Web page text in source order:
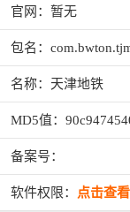
官网：暂无
包名：
名称：天津地铁
MD5值：
备案号：
软件权限： 点击查看